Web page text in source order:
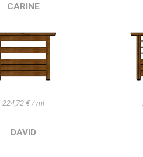
CARINE
224,72 € / ml
DAVID